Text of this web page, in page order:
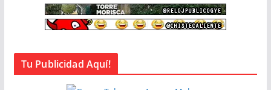
Tu Publicidad Aquí!